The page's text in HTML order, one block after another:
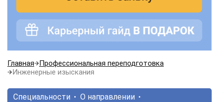
Главная
Профессиональная переподготовка
Инженерные изыскания
Специальности
О направлении